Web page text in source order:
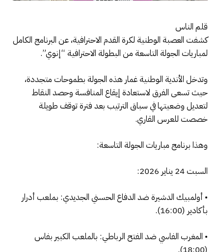
قلم الناس
كشفت العصبة الوطنية لكرة القدم الاحترافية، عن البرنامج الكامل
لمباريات الجولة التاسعة من البطولة الاحترافية “إنوي”.
وتدخل الأندية الوطنية غمار هذه الجولة بطموحات متجددة،
حيث تسعى الفرق لاستعادة إيقاع المنافسة وحصد النقاط
لتعديل وضعيتها في سباق الترتيب بعد فترة توقف طويلة
خصصت للعرس القاري.
وهذا برنامج مباريات الجولة التاسعة:
السبت 24 يناير 2026:
• أولمبيك الدشيرة ضد الدفاع الحسني الجديدي: بملعب أدرار
بأكادير (16:00).
• المغرب الفاسي ضد الفتح الرباطي: بالملعب الكبير بفاس